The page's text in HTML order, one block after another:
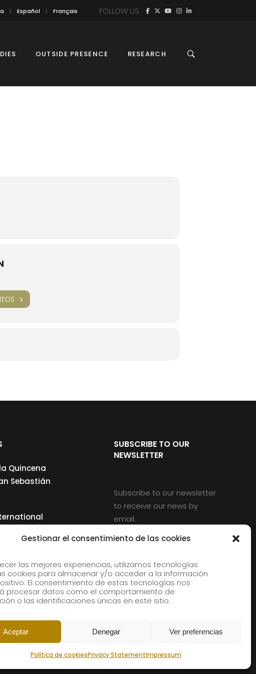
Gestionar el consentimiento de las cookies
las mejores experiencias, utilizamos tecnologías
cookies para almacenar y/o acceder a la información
El consentimiento de estas tecnologías nos
procesar datos como el comportamiento de
o las identificaciones únicas en este sitio.
Aceptar Denegar Ver preferencias
Política de cookiesPrivacy StatementImpressum
Español Français FOLLOW US
OUTSIDE PRESENCE RESEARCH
Quincena
Sebastián
Young
Band
a Charles
Jazzaldia
SUBSCRIBE TO OUR
NEWSLETTER
Subscribe to our newsletter
to receive our news by
email.